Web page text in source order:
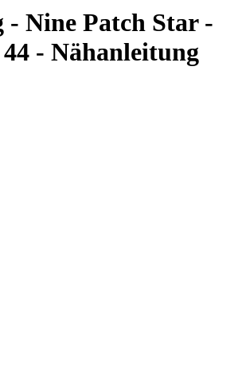
Nine Patch Star -
- Nähanleitung